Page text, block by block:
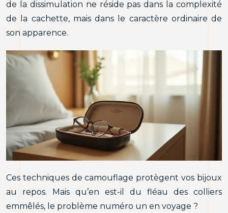
de la dissimulation ne réside pas dans la complexité
de la cachette, mais dans le caractère ordinaire de
son apparence.
Ces techniques de camouflage protègent vos bijoux
au repos. Mais qu’en est-il du fléau des colliers
emmêlés, le problème numéro un en voyage ?